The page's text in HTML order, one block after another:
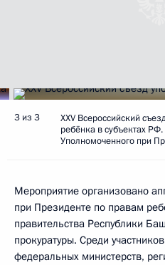
3 из 3
XXV Всероссийский
ребёнка в субъектах
Уполномоченного при
Мероприятие организовано
при Президенте по правам
правительства Республики
прокуратуры. Среди
федеральных министерств,